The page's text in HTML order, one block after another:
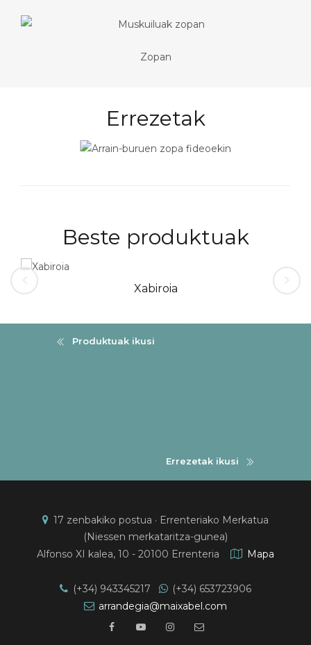
Zopan
Errezetak
Beste produktuak
Produktuak ikusi
Errezetak ikusi
17 zenbakiko postua · Errenteriako Merkatua
(Niessen merkataritza-gunea)
Alfonso XI kalea, 10 - 20100 Errenteria
Mapa
(+34) 943345217
(+34) 653723906
arrandegia@maixabel.com